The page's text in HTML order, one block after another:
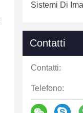
Sistemi Di
Contatti
Contatti:
Telefono: